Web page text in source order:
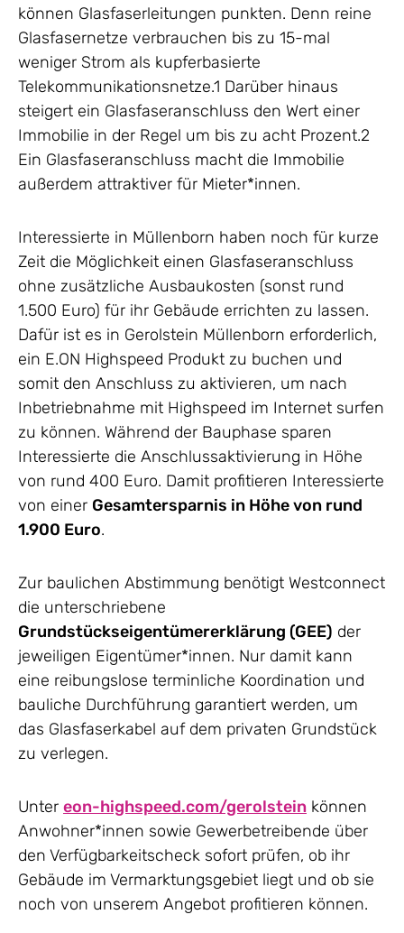
können Glasfaserleitungen punkten. Denn reine
Glasfasernetze verbrauchen bis zu 15-mal
weniger Strom als kupferbasierte
Telekommunikationsnetze.1 Darüber hinaus
steigert ein Glasfaseranschluss den Wert einer
Immobilie in der Regel um bis zu acht Prozent.2
Ein Glasfaseranschluss macht die Immobilie
außerdem attraktiver für Mieter*innen.
Interessierte in Müllenborn haben noch für kurze
Zeit die Möglichkeit einen Glasfaseranschluss
ohne zusätzliche Ausbaukosten (sonst rund
1.500 Euro) für ihr Gebäude errichten zu lassen.
Dafür ist es in Gerolstein Müllenborn erforderlich,
ein E.ON Highspeed Produkt zu buchen und
somit den Anschluss zu aktivieren, um nach
Inbetriebnahme mit Highspeed im Internet surfen
zu können. Während der Bauphase sparen
Interessierte die Anschlussaktivierung in Höhe
von rund 400 Euro. Damit profitieren Interessierte
von einer Gesamtersparnis in Höhe von rund
1.900 Euro.
Zur baulichen Abstimmung benötigt Westconnect
die unterschriebene
Grundstückseigentümererklärung (GEE) der
jeweiligen Eigentümer*innen. Nur damit kann
eine reibungslose terminliche Koordination und
bauliche Durchführung garantiert werden, um
das Glasfaserkabel auf dem privaten Grundstück
zu verlegen.
Unter eon-highspeed.com/gerolstein können
Anwohner*innen sowie Gewerbetreibende über
den Verfügbarkeitscheck sofort prüfen, ob ihr
Gebäude im Vermarktungsgebiet liegt und ob sie
noch von unserem Angebot profitieren können.